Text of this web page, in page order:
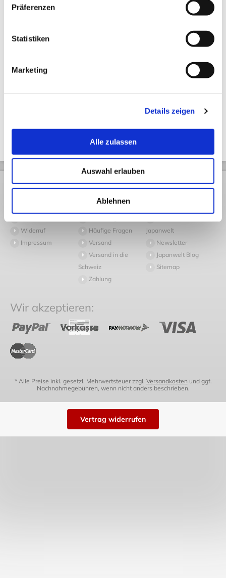
Präferenzen
Statistiken
Marketing
Details zeigen
Alle zulassen
Auswahl erlauben
Ablehnen
Zuletzt angesehen
Konro Grill Netz
Rechtliches
Widerruf
Impressum
Kundendienst
Rückversand
Häufige Fragen
Versand
Versand in die
Schweiz
Zahlung
Informationen
Japanwelt
Newsletter
Japanwelt Blog
Sitemap
Wir akzeptieren:
* Alle Preise inkl. gesetzl. Mehrwertsteuer zzgl. Versandkosten und ggf.
Nachnahmegebühren, wenn nicht anders beschrieben.
Vertrag widerrufen